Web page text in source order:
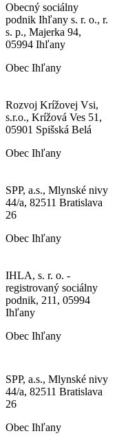
Obecný sociálny
podnik Ihľany s. r. o., r.
s. p., Majerka 94,
05994 Ihľany
Obec Ihľany
Rozvoj Krížovej Vsi,
s.r.o., Krížová Ves 51,
05901 Spišská Belá
Obec Ihľany
SPP, a.s., Mlynské nivy
44/a, 82511 Bratislava
26
Obec Ihľany
IHLA, s. r. o. -
registrovaný sociálny
podnik, 211, 05994
Ihľany
Obec Ihľany
SPP, a.s., Mlynské nivy
44/a, 82511 Bratislava
26
Obec Ihľany